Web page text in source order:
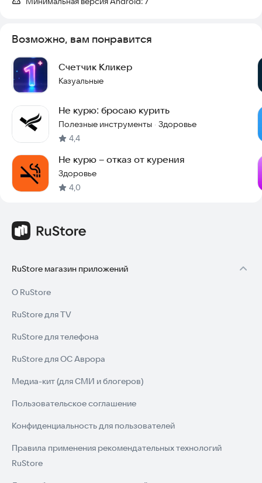
Возможно, вам понравится
Счетчик Кликер
Казуальные
Не курю: бросаю курить
Полезные инструменты · Здоровье
4,4
Не курю – отказ от курения
Здоровье
4,0
RuStore магазин приложений
О RuStore
RuStore для TV
RuStore для телефона
RuStore для ОС Аврора
Медиа-кит (для СМИ и блогеров)
Пользовательское соглашение
Конфиденциальность для пользователей
Правила применения рекомендательных технологий
RuStore